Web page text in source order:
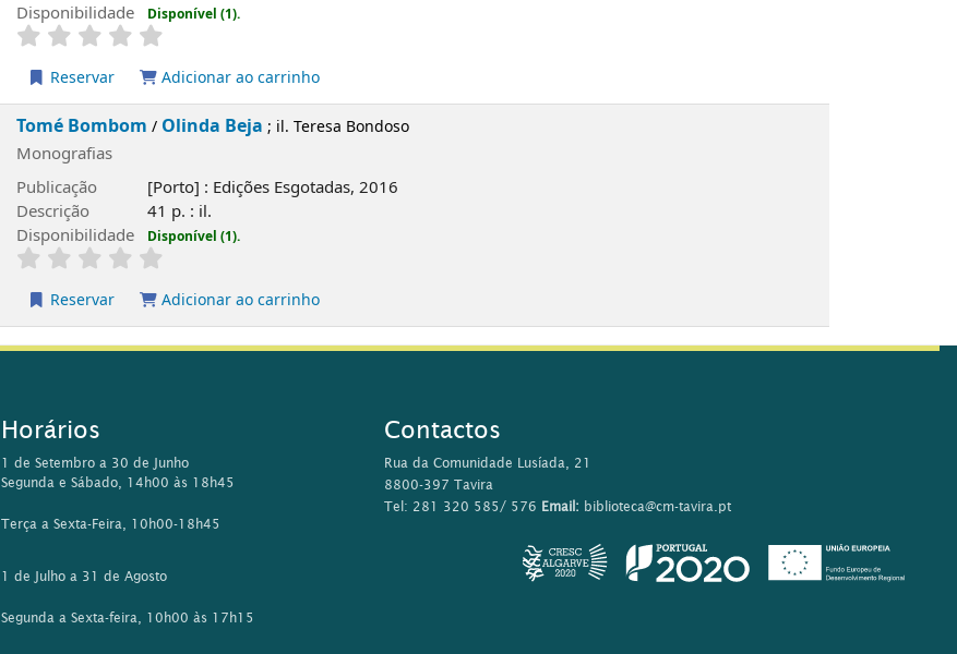
Disponibilidade
Disponível (1).
Reservar Adicionar ao carrinho
Tomé Bombom / Olinda Beja ; il. Teresa Bondoso
Monografias
Publicação
[Porto] : Edições Esgotadas, 2016
Descrição
41 p. : il.
Disponibilidade
Disponível (1).
Reservar Adicionar ao carrinho
Horários
1 de Setembro a 30 de Junho
Segunda e Sábado, 14h00 às 18h45
Terça a Sexta-Feira, 10h00-18h45
1 de Julho a 31 de Agosto
Segunda a Sexta-feira, 10h00 às 17h15
Contactos
Rua da Comunidade Lusíada, 21
8800-397 Tavira
Tel: 281 320 585/ 576 Email: biblioteca@cm-tavira.pt